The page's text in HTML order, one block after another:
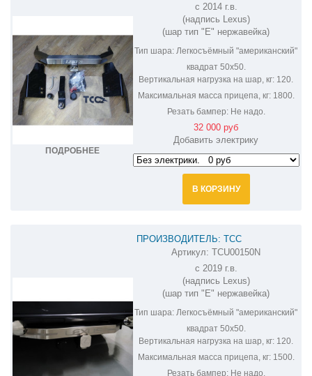
ПОДРОБНЕЕ
c 2014 г.в.
(надпись Lexus)
(шар тип "E" нержавейка)
Тип шара: Легкосъёмный "американский"
квадрат 50х50.
Вертикальная нагрузка на шар, кг: 120.
Максимальная масса прицепа, кг:1800.
Резать бампер:Не надо.
32 000 руб
Добавить электрику
В КОРЗИНУ
ПРОИЗВОДИТЕЛЬ: ТСС
ФАРКОП НА LEXUS GX 460 TCU00150N
Артикул: TCU00150N
c 2019 г.в.
(надпись Lexus)
(шар тип "E" нержавейка)
Тип шара: Легкосъёмный "американский"
квадрат 50х50.
Вертикальная нагрузка на шар, кг: 120.
Максимальная масса прицепа, кг:1500.
Резать бампер:Не надо.